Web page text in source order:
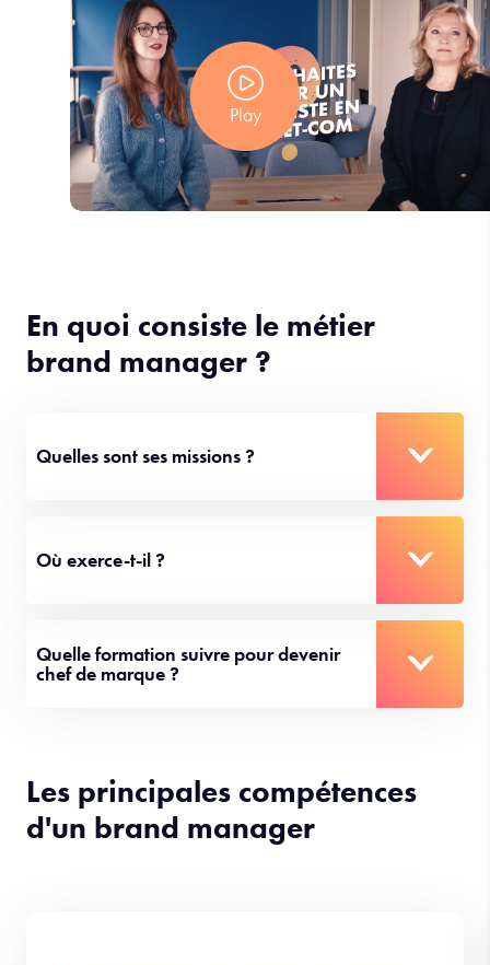
Play
En quoi consiste le métier
brand manager ?
Quelles sont ses missions ?
Où exerce-t-il ?
Quelle formation suivre pour devenir
chef de marque ?
Les principales compétences
d'un brand manager